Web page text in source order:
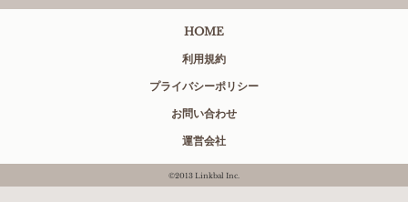
HOME
利用規約
プライバシーポリシー
お問い合わせ
運営会社
©2013 Linkbal Inc.